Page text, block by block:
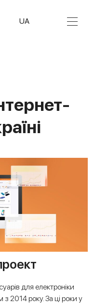
UA
для електроніки
2014 року. За ці роки у